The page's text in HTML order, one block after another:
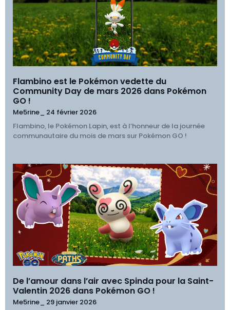
Flambino est le Pokémon vedette du
Community Day de mars 2026 dans Pokémon
GO !
Me5rine_ 24 février 2026
Flambino, le Pokémon Lapin, est à l’honneur de la journée
communautaire du mois de mars sur Pokémon GO !
De l’amour dans l’air avec Spinda pour la Saint-
Valentin 2026 dans Pokémon GO !
Me5rine_ 29 janvier 2026